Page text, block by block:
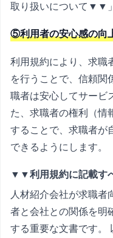
取り扱いについて▼▼
⑤利用者の安心感の向
利用規約により、求職
を行うことで、信頼関
職者は安心してサービ
た、求職者の権利（情
することで、求職者が
できるようにします。
▼▼利用規約に記載す
人材紹介会社が求職者
者と会社との関係を明
する重要な文書です。